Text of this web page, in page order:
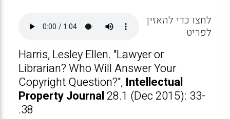
A
p
p
o
o
k
לחצו כדי להאזין
לפריט
Harris, Lesley Ellen. "Lawyer or
Librarian? Who Will Answer Your
Copyright Question?", Intellectual
Property Journal28.1 (Dec 2015): 33-
38.